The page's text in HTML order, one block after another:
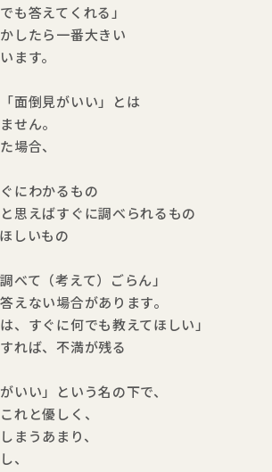
も答えてくれる」
したら一番大きい
ます。
面倒見がいい」とは
せん。
場合、
にわかるもの
思えばすぐに調べられるもの
しいもの
べて（考えて）ごらん」
えない場合があります。
、すぐに何でも教えてほしい」
れば、不満が残る
いい」という名の下で、
れと優しく、
まうあまり、
、